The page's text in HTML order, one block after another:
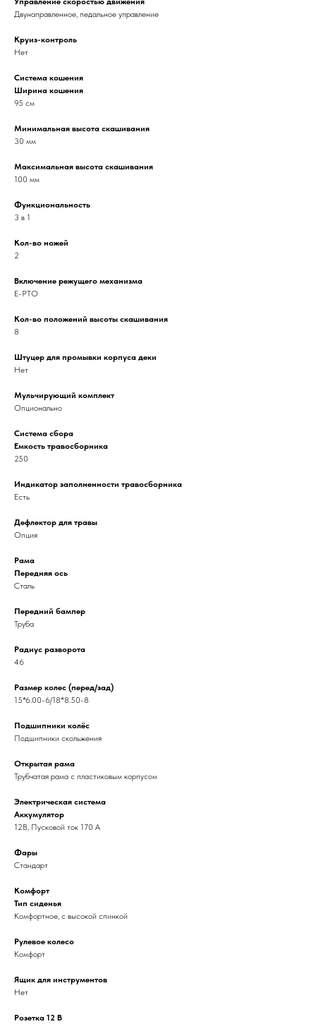
Двунаправленное, педальное управление
Круиз-контроль
Нет
Система кошения
Ширина кошения
95 см
Минимальная высота скашивания
30 мм
Максимальная высота скашивания
100 мм
Функциональность
3 в 1
Кол-во ножей
2
Включение режущего механизма
E-PTO
Кол-во положений высоты скашивания
8
Штуцер для промывки корпуса деки
Нет
Мульчирующий комплект
Опционально
Система сбора
Емкость травосборника
250
Индикатор заполненности травосборника
Есть
Дефлектор для травы
Опция
Рама
Передняя ось
Сталь
Передний бампер
Труба
Радиус разворота
46
Размер колес (перед/зад)
15*6.00-6/18*8.50-8
Подшипники колёс
Подшипники скольжения
Открытая рама
Трубчатая рама с пластиковым корпусом
Электрическая система
Аккумулятор
12В, Пусковой ток 170 А
Фары
Стандарт
Комфорт
Тип сиденья
Комфортное, с высокой спинкой
Рулевое колесо
Комфорт
Ящик для инструментов
Нет
Розетка 12 В